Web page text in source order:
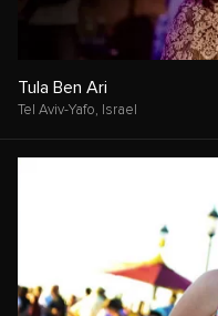
Tula Ben Ari
Tel Aviv-Yafo, Israel